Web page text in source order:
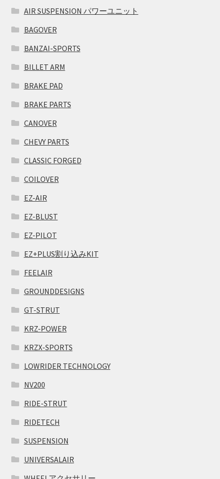
AIR SUSPENSION パワーユニット
BAGOVER
BANZAI-SPORTS
BILLET ARM
BRAKE PAD
BRAKE PARTS
CANOVER
CHEVY PARTS
CLASSIC FORGED
COILOVER
EZ-AIR
EZ-BLUST
EZ-PILOT
EZ+PLUS割り込みKIT
FEELAIR
GROUNDDESIGNS
GT-STRUT
KRZ-POWER
KRZX-SPORTS
LOWRIDER TECHNOLOGY
NV200
RIDE-STRUT
RIDETECH
SUSPENSION
UNIVERSALAIR